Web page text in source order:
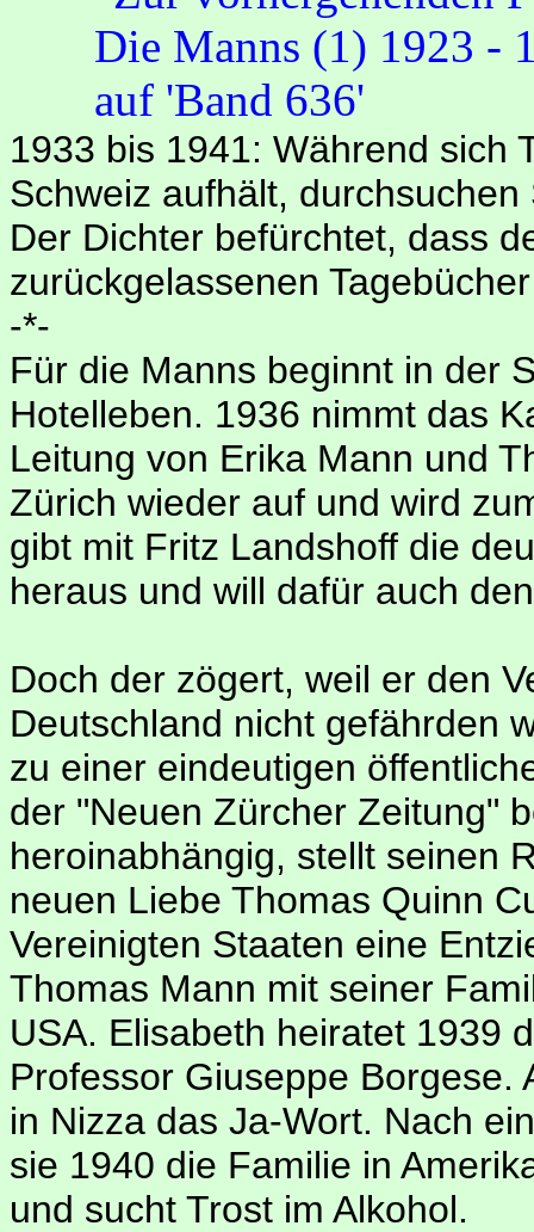
1933 bis 1941: Während sich
Schweiz aufhält,
Der Dichter befürchtet, dass
zurückgelassenen
-*-
Für die Manns beginnt in der
Hotelleben. 1936 nimmt das
Leitung von Erika Mann und
Zürich wieder auf und wird
gibt mit Fritz Landshoff die
heraus und will dafür auch
Doch der zögert, weil er den
Deutschland nicht gefährden
zu einer eindeutigen
der "Neuen Zürcher Zeitung"
heroinabhängig, stellt seinen
neuen Liebe Thomas Quinn
Vereinigten Staaten eine
Thomas Mann mit seiner
USA. Elisabeth heiratet 1939
Professor Giuseppe Borgese.
in Nizza das Ja-Wort. Nach
sie 1940 die Familie in
und sucht Trost im Alkohol.